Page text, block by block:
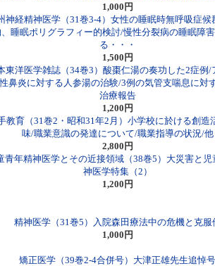
1,000円
神経精神医学（31巻3-4）女性の睡眠時無呼吸症候
睡眠ポリグラフィー的検討/慢性分裂病の睡眠障
る・・・
1,500円
東洋医学雑誌（34巻3）酸棗仁湯の奏功した2症例/
鼻炎に対する人参湯の治験/3例の気管支喘息に対
治療報告
1,200円
教育（31巻2・昭和31年2月）小学校に於ける創造
味/職業意識の発達について/職業指導の状況/他
2,800円
青年精神医学とその近接領域（38巻5）大災害と児
神医学特集（2）
1,200円
精神医学（31巻5）入院森田療法中の危機と克服
1,000円
矯正医学（39巻2-4合併号）大津正雄先生追悼号